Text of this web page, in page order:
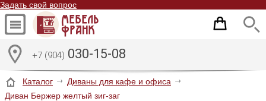
Задать свой вопрос
+7 (904) 030-15-08
Каталог
Диваны для кафе и офиса
Диван Бержер желтый зиг-заг